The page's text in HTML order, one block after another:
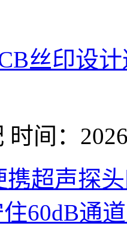
丝印设
时间：
携超声探
60dB通